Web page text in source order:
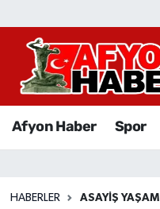
Afyon Haber Spor
HABERLER ASAYIŞ YAŞAM
Afyon Haber